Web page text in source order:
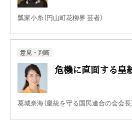
瓢家小糸（円山町花柳界 芸者）
意見・判断
危機に直面する皇
葛城奈海（皇統を守る国民連合の会会長